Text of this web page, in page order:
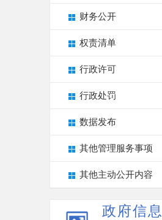
财务公开
权责清单
行政许可
行政处罚
数据发布
其他管理服务事项
其他主动公开内容
政府信息